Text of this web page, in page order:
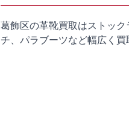
葛飾区の革靴買取はストッ
チ、パラブーツなど幅広く